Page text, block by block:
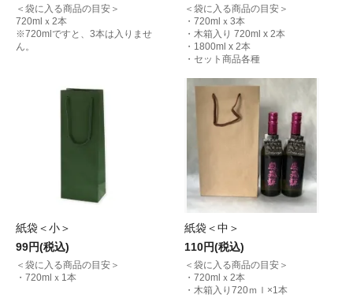
＜袋に入る商品の目安＞
720mlｘ2本
※720mlですと、3本は入りませ
ん。
＜袋に入る商品の目安＞
・720mlｘ3本
・木箱入り 720ml x 2本
・1800ml x 2本
・セット商品各種
紙袋＜小＞
99円(税込)
＜袋に入る商品の目安＞
・720mlｘ1本
紙袋＜中＞
110円(税込)
＜袋に入る商品の目安＞
・720mlｘ2本
・木箱入り720ｍｌ×1本